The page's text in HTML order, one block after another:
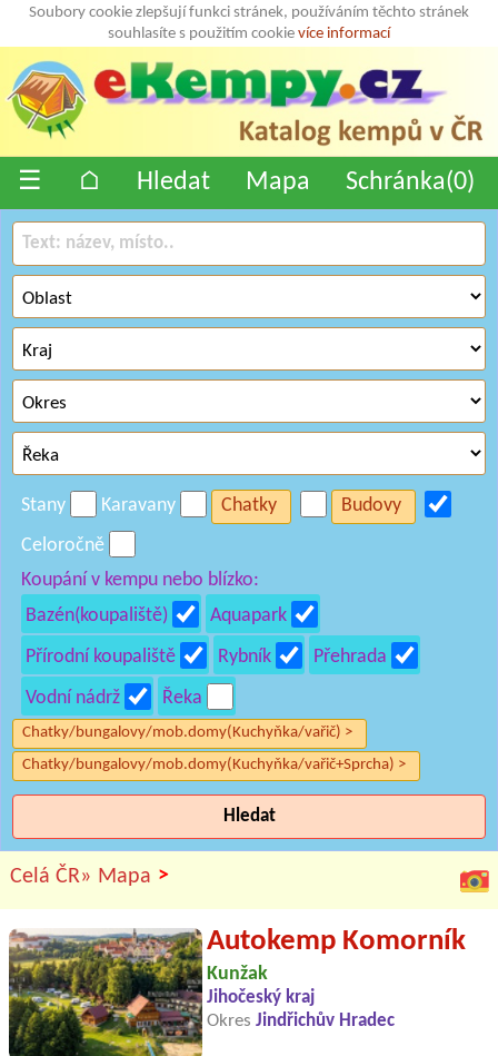
Soubory cookie zlepšují funkci stránek, používáním těchto stránek
souhlasíte s použitím cookie více informací
☰ ⌂ Hledat Mapa Schránka(0)
Stany Karavany Chatky
Budovy
Celoročně
Koupání v kempu nebo blízko:
Bazén(koupaliště)
Aquapark
Přírodní koupaliště
Rybník
Přehrada
Vodní nádrž
Řeka
Chatky/bungalovy/mob.domy(Kuchyňka/vařič) >
Chatky/bungalovy/mob.domy(Kuchyňka/vařič+Sprcha) >
Hledat
Celá ČR» Mapa >
Autokemp Komorník
Kunžak
Jihočeský kraj
Okres Jindřichův Hradec